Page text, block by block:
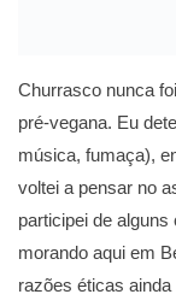
Churrasco nunca
pré-vegana. Eu
música, fumaça),
voltei a pensar no
participei de
morando aqui em
razões éticas